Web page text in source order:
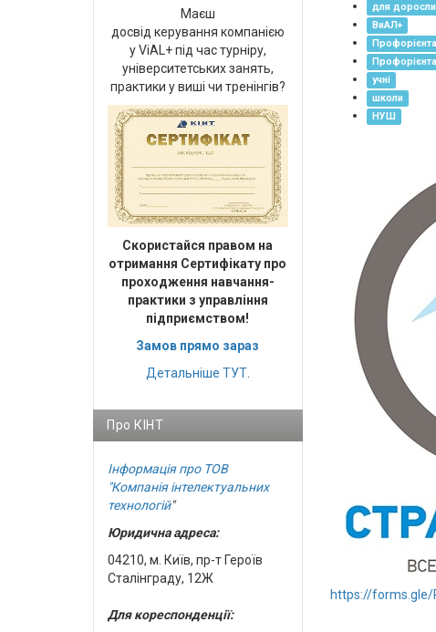
для
ВиАЛ+
учні
школи
НУШ
https://forms.gle/
Маєш
досвід керування компанією
у ViAL+ під час турніру,
університетських занять,
практики у виші чи тренінгів?
Cкористайся правом на
отримання Сертифікату про
проходження навчання-
практики з управління
підприємством!
Замов прямо зараз
Детальніше ТУТ.
Про КІНТ
Інформація про ТОВ
"Компанія інтелектуальних
технологій"
Юридична адреса:
04210, м. Київ, пр-т Героїв
Сталінграду, 12Ж
Для кореспонденції: